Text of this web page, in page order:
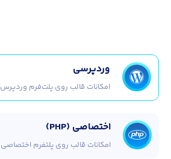
وردپرسی
امکانات قالب روی پلت‌فرم وردپرس
اختصاصی (PHP)
امکانات قالب روی پلتفرم اختصاصی